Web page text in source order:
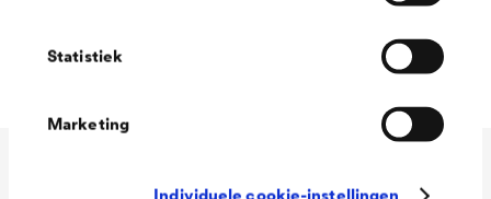
Statistiek
Marketing
Uitstekende witheidsgraad